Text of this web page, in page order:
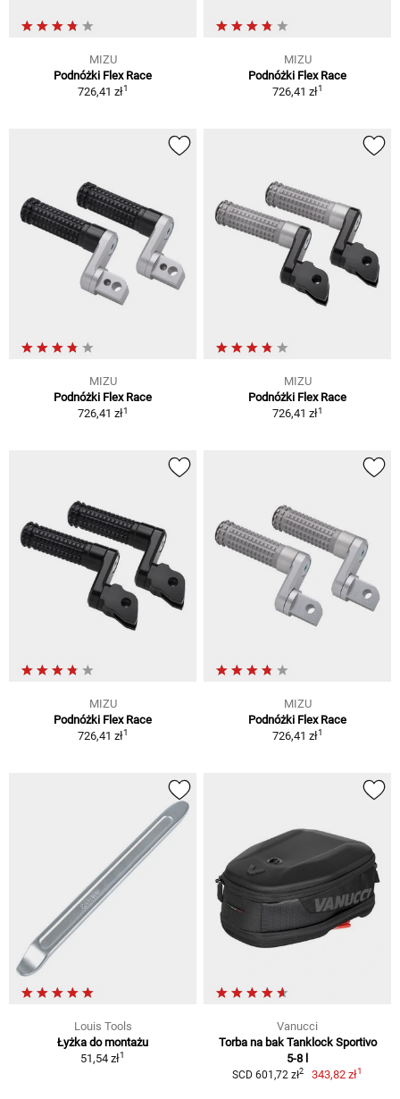
MIZU
Podnóżki Flex Race
726,41 zł1
MIZU
Podnóżki Flex Race
726,41 zł1
MIZU
Podnóżki Flex Race
726,41 zł1
MIZU
Podnóżki Flex Race
726,41 zł1
MIZU
Podnóżki Flex Race
726,41 zł1
MIZU
Podnóżki Flex Race
726,41 zł1
Louis Tools
Łyżka do montażu
51,54 zł1
Vanucci
Torba na bak Tanklock Sportivo
5-8 l
SCD 601,72 zł2 343,82 zł1